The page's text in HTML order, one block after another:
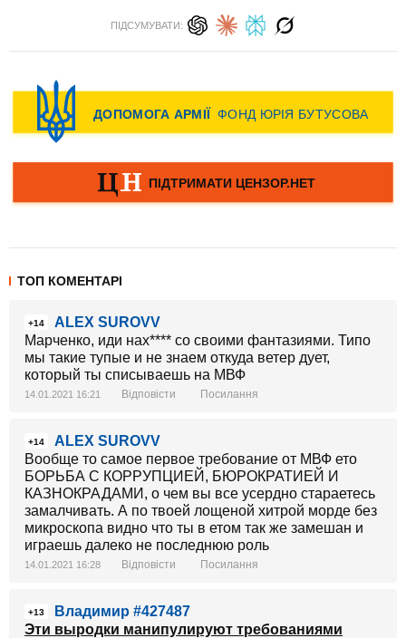
ПІДСУМУВАТИ:
ТОП КОМЕНТАРІ
+14
ALEX SUROVV
Марченко, иди нах**** со своими фантазиями. Типо
мы такие тупые и не знаем откуда ветер дует,
который ты списываешь на МВФ
14.01.2021 16:21 Відповісти Посилання
+14
ALEX SUROVV
Вообще то самое первое требование от МВФ ето
БОРЬБА С КОРРУПЦИЕЙ, БЮРОКРАТИЕЙ И
КАЗНОКРАДАМИ, о чем вы все усердно стараетесь
замалчивать. А по твоей лощеной хитрой морде без
микроскопа видно что ты в етом так же замешан и
играешь далеко не последнюю роль
14.01.2021 16:28 Відповісти Посилання
+13
Владимир #427487
Эти выродки манипулируют требованиями